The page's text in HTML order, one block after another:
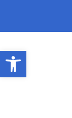
Abrir barra de